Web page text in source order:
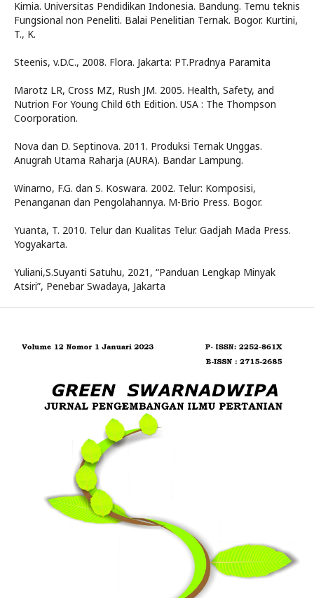
Kimia. Universitas Pendidikan Indonesia. Bandung. Temu teknis
Fungsional non Peneliti. Balai Penelitian Ternak. Bogor. Kurtini,
T., K.
Steenis, v.D.C., 2008. Flora. Jakarta: PT.Pradnya Paramita
Marotz LR, Cross MZ, Rush JM. 2005. Health, Safety, and
Nutrion For Young Child 6th Edition. USA : The Thompson
Coorporation.
Nova dan D. Septinova. 2011. Produksi Ternak Unggas.
Anugrah Utama Raharja (AURA). Bandar Lampung.
Winarno, F.G. dan S. Koswara. 2002. Telur: Komposisi,
Penanganan dan Pengolahannya. M-Brio Press. Bogor.
Yuanta, T. 2010. Telur dan Kualitas Telur. Gadjah Mada Press.
Yogyakarta.
Yuliani,S.Suyanti Satuhu, 2021, “Panduan Lengkap Minyak
Atsiri”, Penebar Swadaya, Jakarta